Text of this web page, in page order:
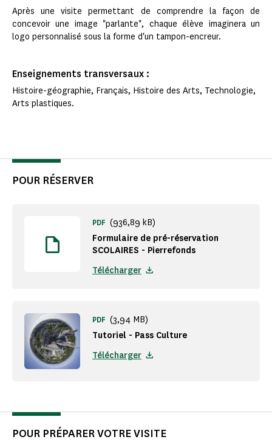
Après une visite permettant de comprendre la façon de
concevoir une image "parlante", chaque élève imaginera un
logo personnalisé sous la forme d'un tampon-encreur.
Enseignements transversaux :
Histoire-géographie, Français, Histoire des Arts, Technologie,
Arts plastiques.
POUR RÉSERVER
Formulaire de pré-réservation
SCOLAIRES - Pierrefonds
PDF (936,89 kB)
Télécharger
Tutoriel - Pass Culture
PDF (3,94 MB)
Télécharger
POUR PRÉPARER VOTRE VISITE